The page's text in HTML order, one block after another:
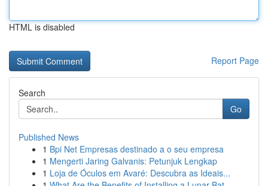
HTML is disabled
Report Page
Search
Go
Published News
1 Bpi Net Empresas destinado a o seu empresa
1 Mengerti Jaring Galvanis: Petunjuk Lengkap
1 Loja de Óculos em Avaré: Descubra as Ideais...